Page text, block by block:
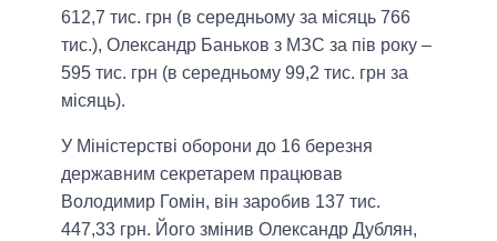
612,7 тис. грн (в середньому за місяць 766
тис.), Олександр Баньков з МЗС за пів року –
595 тис. грн (в середньому 99,2 тис. грн за
місяць).
У Міністерстві оборони до 16 березня
державним секретарем працював
Володимир Гомін, він заробив 137 тис.
447,33 грн. Його змінив Олександр Дублян,